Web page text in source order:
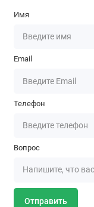
Имя
Email
Телефон
Вопрос
Отправить